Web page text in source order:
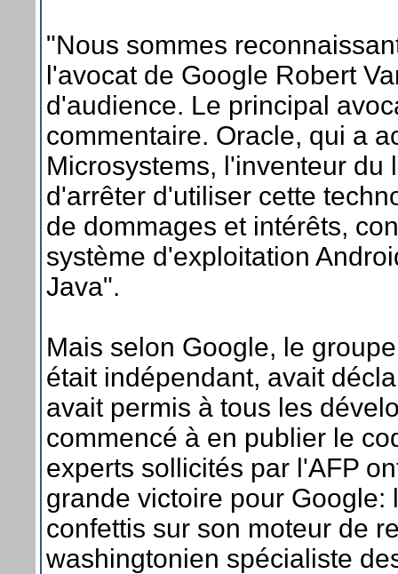
"Nous sommes
l'avocat de Google Robert
d'audience. Le principal
commentaire. Oracle, qui a
Microsystems, l'inventeur
d'arrêter d'utiliser cette
de dommages et intérêts,
système d'exploitation
Java".
Mais selon Google, le
était indépendant, avait
avait permis à tous les
commencé à en publier le
experts sollicités par l'AFP
grande victoire pour
confettis sur son moteur de
washingtonien spécialiste